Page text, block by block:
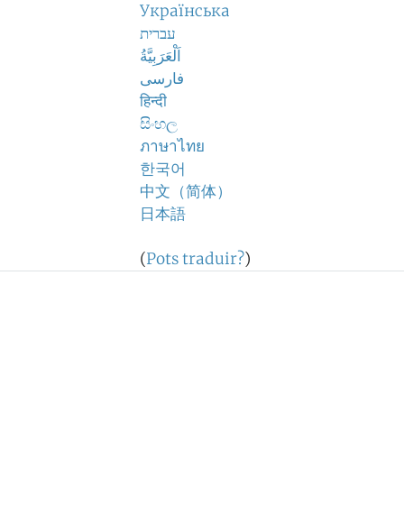
Українська
עברית
اَلْعَرَبِيَّةُ
فارسی
हिन्दी
සිංහල
ภาษาไทย
한국어
中文（简体）
日本語
(Pots traduir?)